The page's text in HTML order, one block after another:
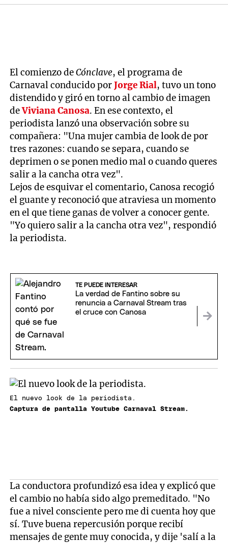
El comienzo deCónclave, el programa de
Carnaval conducido porJorge Rial, tuvo un tono
distendido y giró en torno al cambio de imagen
deViviana Canosa. En ese contexto, el
periodista lanzó una observación sobre su
compañera: "Una mujer cambia de look de por
tres razones: cuando se separa, cuando se
deprimen o se ponen medio mal o cuando queres
salir a la cancha otra vez".
Lejos de esquivar el comentario, Canosa recogió
el guante y reconoció que atraviesa un momento
en el que tiene ganas de volver a conocer gente.
"Yo quiero salir a la cancha otra vez", respondió
la periodista.
TE PUEDE INTERESAR
La verdad de Fantino sobre su
renuncia a Carnaval Stream tras
el cruce con Canosa
El nuevo look de la periodista.
Captura de pantalla Youtube Carnaval Stream.
La conductora profundizó esa idea y explicó que
el cambio no había sido algo premeditado. "No
fue a nivel consciente pero me di cuenta hoy que
sí. Tuve buena repercusión porque recibí
mensajes de gente muy conocida, y dije 'salí a la